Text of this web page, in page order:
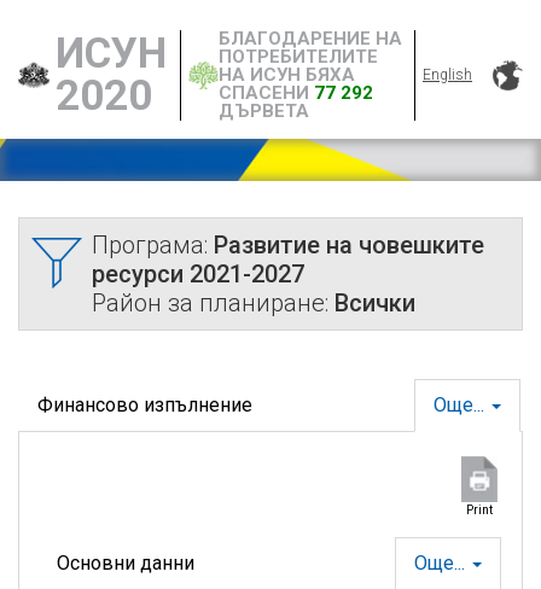
ИСУН
2020
БЛАГОДАРЕНИЕ НА
ПОТРЕБИТЕЛИТЕ
НА ИСУН БЯХА
СПАСЕНИ 77 292
ДЪРВЕТА
English
Програма: Развитие на човешките
ресурси 2021-2027
Район за планиране: Всички
Още...
Финансово изпълнение
Print
Още...
Основни данни